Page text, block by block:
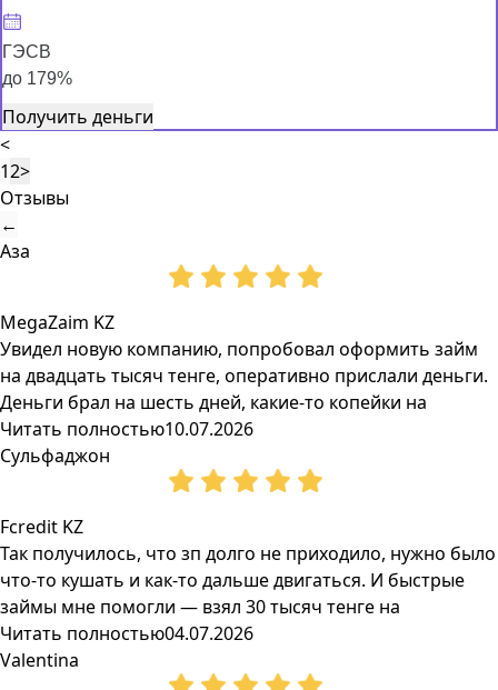
ГЭСВ
до 179%
Получить деньги
<
12>
Отзывы
←
Аза
MegaZaim KZ
Увидел новую компанию, попробовал оформить займ
на двадцать тысяч тенге, оперативно прислали деньги.
Деньги брал на шесть дней, какие-то копейки на
Читать полностью10.07.2026
Сульфаджон
Fcredit KZ
Так получилось, что зп долго не приходило, нужно было
что-то кушать и как-то дальше двигаться. И быстрые
займы мне помогли — взял 30 тысяч тенге на
Читать полностью04.07.2026
Valentina